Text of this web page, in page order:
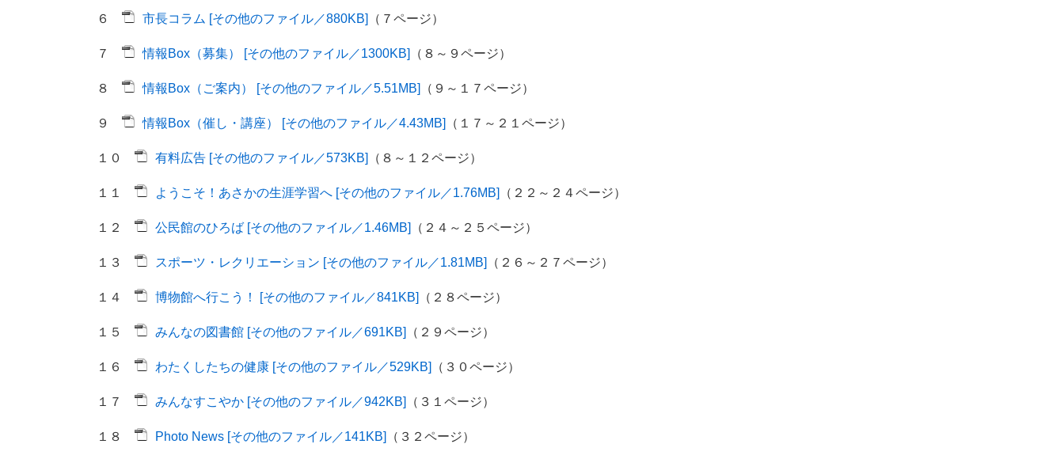
６ 市長コラム [その他のファイル／880KB] （７ページ）
７ 情報Box（募集） [その他のファイル／1300KB] （８～９ページ）
８ 情報Box（ご案内） [その他のファイル／5.51MB] （９～１７ページ）
９ 情報Box（催し・講座） [その他のファイル／4.43MB] （１７～２１ページ）
１０ 有料広告 [その他のファイル／573KB] （８～１２ページ）
１１ ようこそ！あさかの生涯学習へ [その他のファイル／1.76MB] （２２～２４ページ）
１２ 公民館のひろば [その他のファイル／1.46MB] （２４～２５ページ）
１３ スポーツ・レクリエーション [その他のファイル／1.81MB] （２６～２７ページ）
１４ 博物館へ行こう！ [その他のファイル／841KB] （２８ページ）
１５ みんなの図書館 [その他のファイル／691KB] （２９ページ）
１６ わたくしたちの健康 [その他のファイル／529KB] （３０ページ）
１７ みんなすこやか [その他のファイル／942KB] （３１ページ）
１８ Photo News [その他のファイル／141KB] （３２ページ）